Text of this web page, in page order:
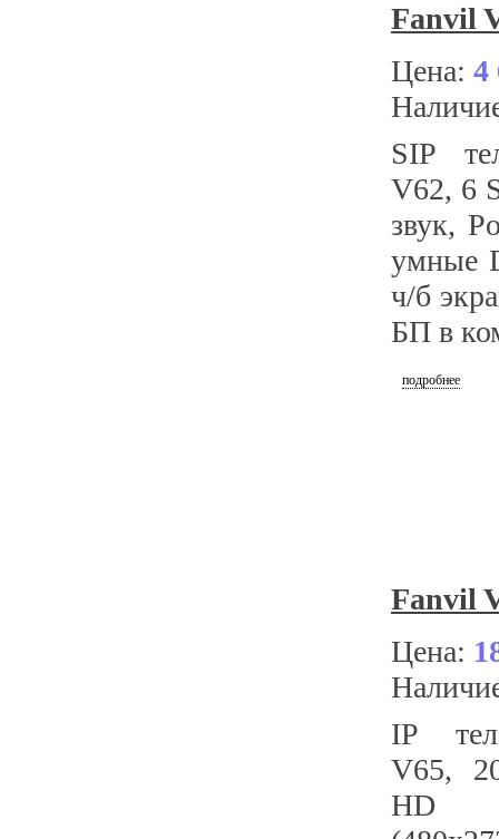
Fanvil
Цена: 4
SIP
V62, 6
звук,
умные
ч/б
БП в
подробнее
Fanvil
Цена:
IP
V65,
HD